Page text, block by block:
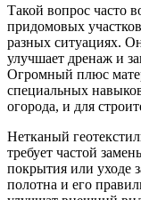
Такой вопрос часто
придомовых
разных ситуациях.
улучшает дренаж и
Огромный плюс
специальных
огорода, и для
Нетканый
требует частой
покрытия или уходе
полотна и его